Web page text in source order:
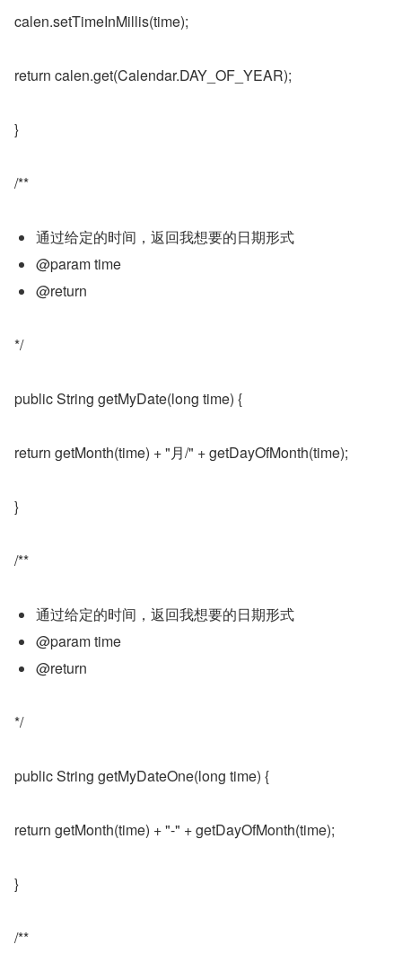
calen.setTimeInMillis(time);
return calen.get(Calendar.DAY_OF_YEAR);
}
/**
通过给定的时间，返回我想要的日期形式
@param time
@return
*/
public String getMyDate(long time) {
return getMonth(time) + "月/" + getDayOfMonth(time);
}
/**
通过给定的时间，返回我想要的日期形式
@param time
@return
*/
public String getMyDateOne(long time) {
return getMonth(time) + "-" + getDayOfMonth(time);
}
/**